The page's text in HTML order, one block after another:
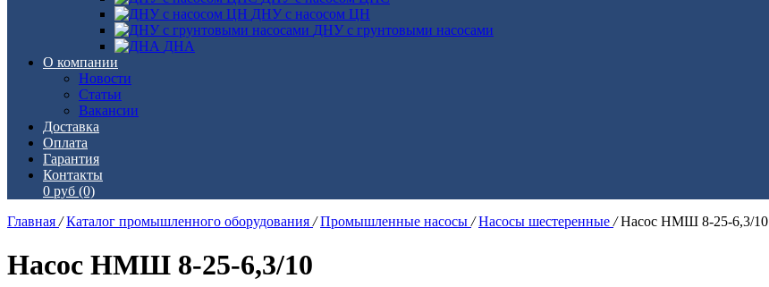
ДНУ с насосом ЦН
ДНУ с грунтовыми насосами
ДНА
О компании
Новости
Статьи
Вакансии
Доставка
Оплата
Гарантия
Контакты
0 руб (0)
Главная / Каталог промышленного оборудования / Промышленные насосы / Насосы шестеренные / Насос НМШ 8-25-6,3/10
Насос НМШ 8-25-6,3/10